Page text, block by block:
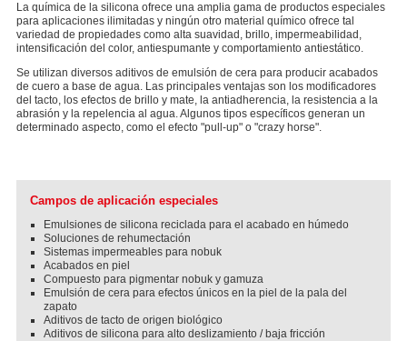
La química de la silicona ofrece una amplia gama de productos especiales
para aplicaciones ilimitadas y ningún otro material químico ofrece tal
variedad de propiedades como alta suavidad, brillo, impermeabilidad,
intensificación del color, antiespumante y comportamiento antiestático.
Se utilizan diversos aditivos de emulsión de cera para producir acabados
de cuero a base de agua. Las principales ventajas son los modificadores
del tacto, los efectos de brillo y mate, la antiadherencia, la resistencia a la
abrasión y la repelencia al agua. Algunos tipos específicos generan un
determinado aspecto, como el efecto "pull-up" o "crazy horse".
Campos de aplicación especiales
Emulsiones de silicona reciclada para el acabado en húmedo
Soluciones de rehumectación
Sistemas impermeables para nobuk
Acabados en piel
Compuesto para pigmentar nobuk y gamuza
Emulsión de cera para efectos únicos en la piel de la pala del
zapato
Aditivos de tacto de origen biológico
Aditivos de silicona para alto deslizamiento / baja fricción